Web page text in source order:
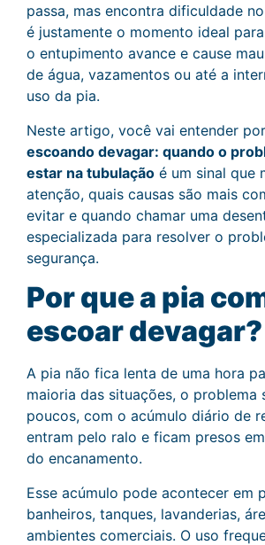
passa, mas encontra dificuldade
é justamente o momento ideal
o entupimento avance e cause
de água, vazamentos ou até a
uso da pia.
Neste artigo, você vai entender
escoando devagar: quando o
estar na tubulação é um sinal que
atenção, quais causas são mais
evitar e quando chamar uma
especializada para resolver o
segurança.
Por que a pia
escoar devagar?
A pia não fica lenta de uma hora
maioria das situações, o problema
poucos, com o acúmulo diário de
entram pelo ralo e ficam presos
do encanamento.
Esse acúmulo pode acontecer em
banheiros, tanques, lavanderias,
ambientes comerciais. O uso